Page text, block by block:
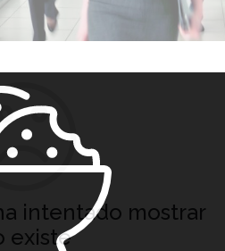
intentado mostrar
existe